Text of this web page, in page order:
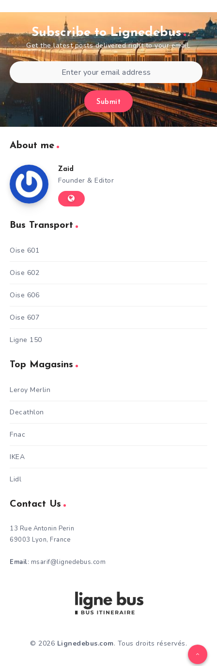
Subscribe to Lignedebus
Get the latest posts delivered right to your email.
Submit
About me
Zaid
Founder & Editor
Bus Transport
Oise 601
Oise 602
Oise 606
Oise 607
Ligne 150
Top Magasins
Leroy Merlin
Decathlon
Fnac
IKEA
Lidl
Contact Us
13 Rue Antonin Perin
69003 Lyon, France
Email: msarif@lignedebus.com
© 2026 Lignedebus.com. Tous droits réservés.